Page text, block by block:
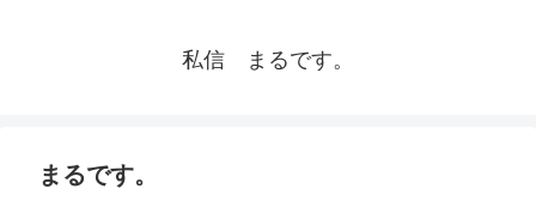
私信 まるです。
まるです。